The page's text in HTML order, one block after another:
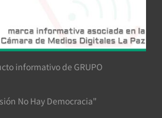
informativo de GRUPO
No Hay Democracia"